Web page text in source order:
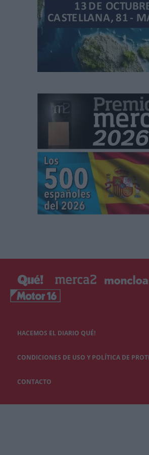
HACEMOS EL DIARIO QUÉ!
CONDICIONES DE USO Y POLÍTICA DE
CONTACTO